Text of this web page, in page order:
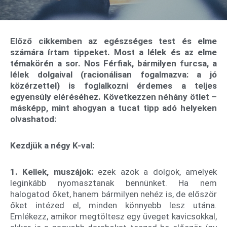
Előző cikkemben az egészséges test és elme
számára írtam tippeket. Most a lélek és az elme
témakörén a sor. Nos Férfiak, bármilyen furcsa, a
lélek dolgaival (racionálisan fogalmazva: a jó
közérzettel) is foglalkozni érdemes a teljes
egyensúly eléréséhez. Következzen néhány ötlet –
másképp, mint ahogyan a tucat tipp adó helyeken
olvashatod:
Kezdjük a négy K-val:
1. Kellek, muszájok:ezek azok a dolgok, amelyek
leginkább nyomasztanak bennünket. Ha nem
halogatod őket, hanem bármilyen nehéz is, de először
őket intézed el, minden könnyebb lesz utána.
Emlékezz, amikor megtöltesz egy üveget kavicsokkal,